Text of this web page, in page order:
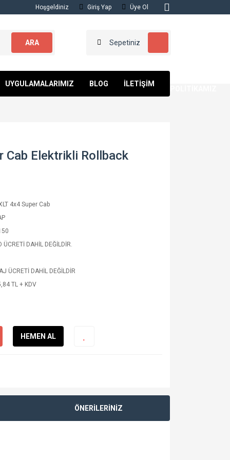
Hoşgeldiniz Giriş Yap Üye Ol
ARA Sepetiniz
UYGULAMALARIMIZ BLOG İLETİŞİM
Cab Elektrikli Rollback
4x4 Super Cab
ÜCRETİ DAHİL DEĞİLDİR.
ÜCRETİ DAHİL DEĞİLDİR
TL + KDV
HEMEN AL
ÖNERİLERİNİZ